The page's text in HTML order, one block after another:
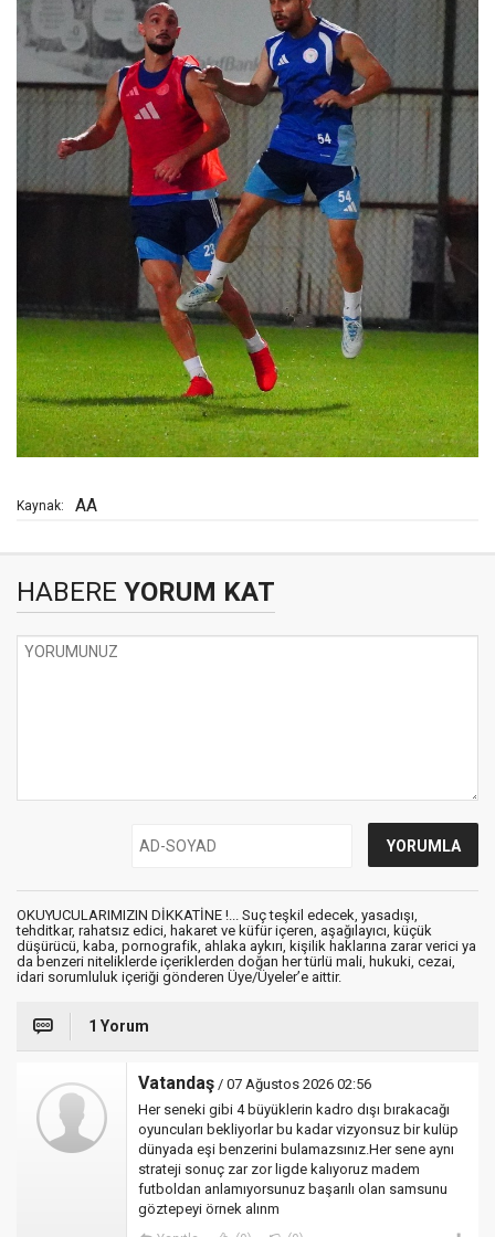
Kaynak: AA
HABERE YORUM KAT
OKUYUCULARIMIZIN DİKKATİNE !... Suç teşkil edecek, yasadışı,
tehditkar, rahatsız edici, hakaret ve küfür içeren, aşağılayıcı, küçük
düşürücü, kaba, pornografik, ahlaka aykırı, kişilik haklarına zarar verici ya
da benzeri niteliklerde içeriklerden doğan her türlü mali, hukuki, cezai,
idari sorumluluk içeriği gönderen Üye/Üyeler’e aittir.
1 Yorum
Vatandaş / 07 Ağustos 2026 02:56
Her seneki gibi 4 büyüklerin kadro dışı bırakacağı
oyuncuları bekliyorlar bu kadar vizyonsuz bir kulüp
dünyada eşi benzerini bulamazsınız.Her sene aynı
strateji sonuç zar zor ligde kalıyoruz madem
futboldan anlamıyorsunuz başarılı olan samsunu
göztepeyi örnek alınm